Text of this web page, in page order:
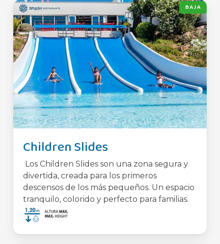
BAJA
Children Slides
Los Children Slides son una zona segura y
divertida, creada para los primeros
descensos de los más pequeños. Un espacio
tranquilo, colorido y perfecto para familias.